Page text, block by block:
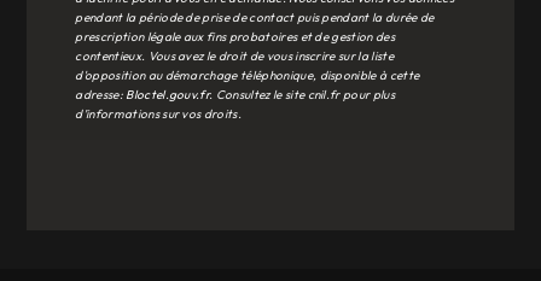
pendant la période de prise de contact puis pendant la durée de
prescription légale aux fins probatoires et de gestion des
contentieux. Vous avez le droit de vous inscrire sur la liste
d'opposition au démarchage téléphonique, disponible à cette
adresse: Bloctel.gouv.fr. Consultez le site cnil.fr pour plus
d’informations sur vos droits.